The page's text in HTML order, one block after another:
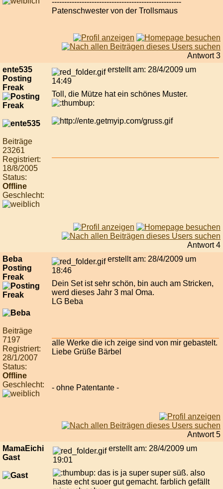
----------------------------------------------------
Patenschwester von der Trollsmaus
Antwort 3
ente535
Posting
Freak
Beiträge
23261
Registriert:
18/8/2005
Status:
Offline
Geschlecht:
erstellt am: 28/4/2009 um
14:49
Toll, die Mütze hat ein schönes Muster.
Antwort 4
Beba
Posting
Freak
Beiträge
7197
Registriert:
28/1/2007
Status:
Offline
Geschlecht:
erstellt am: 28/4/2009 um
18:46
Dein Set ist sehr schön, bin auch am Stricken,
werd dieses Jahr 3 mal Oma.
LG Beba
alle Werke die ich zeige sind von mir gebastelt.
Liebe Grüße Bärbel
- ohne Patentante -
Antwort 5
MamaEichi
Gast
erstellt am: 28/4/2009 um
19:01
das is ja super super süß. also
haste echt suoer gut gemacht. farblich gefällt